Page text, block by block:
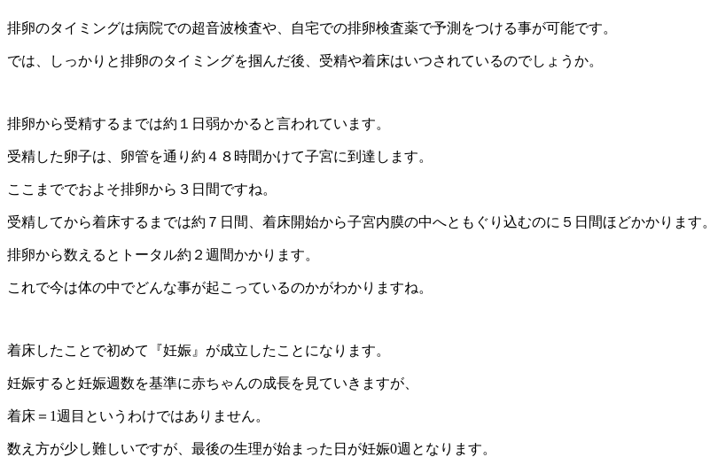
排卵のタイミングは病院での超音波検査や、自宅での排卵検査薬で予測をつける事が可能です。
では、しっかりと排卵のタイミングを掴んだ後、受精や着床はいつされているのでしょうか。
排卵から受精するまでは約１日弱かかると言われています。
受精した卵子は、卵管を通り約４８時間かけて子宮に到達します。
ここまででおよそ排卵から３日間ですね。
受精してから着床するまでは約７日間、着床開始から子宮内膜の中へともぐり込むのに５日間ほどかかります。
排卵から数えるとトータル約２週間かかります。
これで今は体の中でどんな事が起こっているのかがわかりますね。
着床したことで初めて『妊娠』が成立したことになります。
妊娠すると妊娠週数を基準に赤ちゃんの成長を見ていきますが、
着床＝1週目というわけではありません。
数え方が少し難しいですが、最後の生理が始まった日が妊娠0週となります。